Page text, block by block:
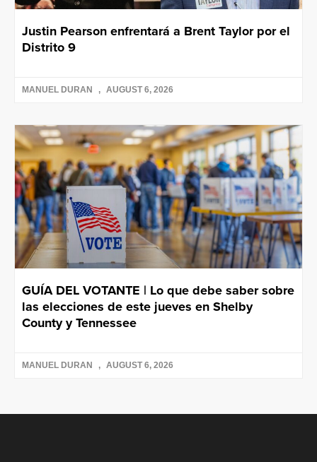
Justin Pearson enfrentará a Brent Taylor por el
Distrito 9
MANUEL DURAN AUGUST 6, 2026
GUÍA DEL VOTANTE | Lo que debe saber sobre
las elecciones de este jueves en Shelby
County y Tennessee
MANUEL DURAN AUGUST 6, 2026